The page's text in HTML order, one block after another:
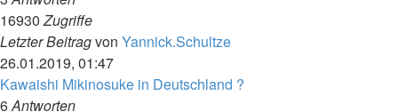
16930Zugriffe
Letzter Beitragvon Yannick.Schultze
26.01.2019, 01:47
Kawaishi Mikinosuke in Deutschland ?
6Antworten